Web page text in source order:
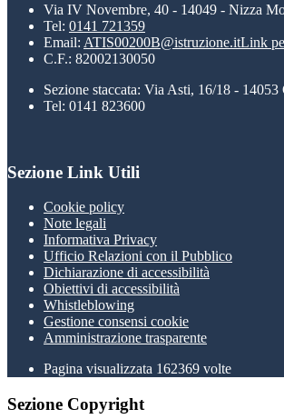
Via IV Novembre, 40 - 14049 - Nizza
Tel: 0141 721359
Email: ATIS00200B@istruzione.itLink
C.F.: 82002130050
Sezione staccata: Via Asti, 16/18 - 14053
Tel: 0141 823600
Sezione Link Utili
Cookie policy
Note legali
Informativa Privacy
Ufficio Relazioni con il Pubblico
Dichiarazione di accessibilità
Obiettivi di accessibilità
Whistleblowing
Gestione consensi cookie
Amministrazione trasparente
Pagina visualizzata 162369 volte
Sezione Copyright